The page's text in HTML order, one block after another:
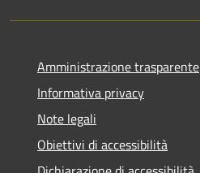
Amministrazione trasparente
Informativa privacy
Note legali
Obiettivi di accessibilità